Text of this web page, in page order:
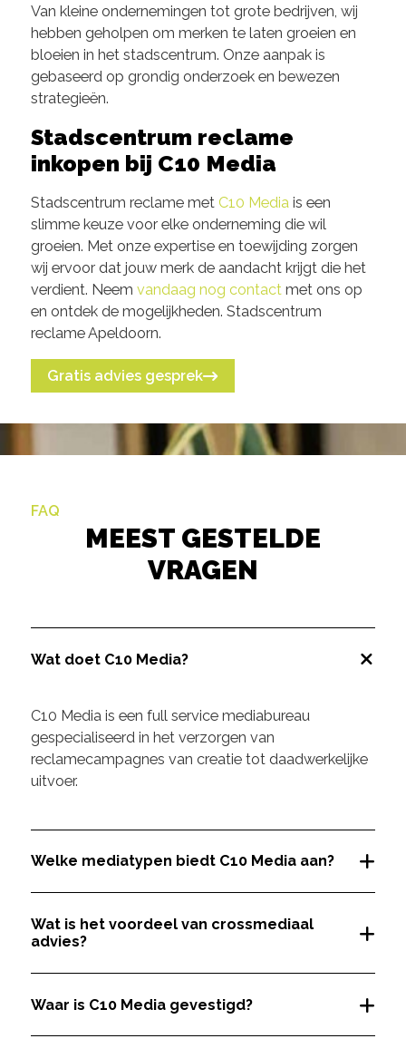
Van kleine ondernemingen tot grote bedrijven, wij
hebben geholpen om merken te laten groeien en
bloeien in het stadscentrum. Onze aanpak is
gebaseerd op grondig onderzoek en bewezen
strategieën.
Stadscentrum reclame
inkopen bij C10 Media
Stadscentrum reclame met C10 Media is een
slimme keuze voor elke onderneming die wil
groeien. Met onze expertise en toewijding zorgen
wij ervoor dat jouw merk de aandacht krijgt die het
verdient. Neem vandaag nog contact met ons op
en ontdek de mogelijkheden. Stadscentrum
reclame Apeldoorn.
Gratis advies gesprek
FAQ
MEEST GESTELDE
VRAGEN
Wat doet C10 Media?
C10 Media is een full service mediabureau
gespecialiseerd in het verzorgen van
reclamecampagnes van creatie tot daadwerkelijke
uitvoer.
Welke mediatypen biedt C10 Media aan?
Wat is het voordeel van crossmediaal
advies?
Waar is C10 Media gevestigd?